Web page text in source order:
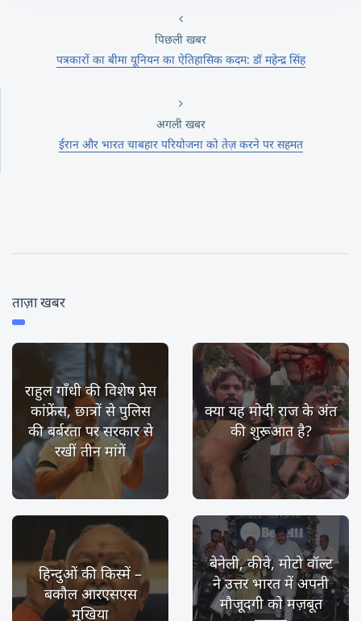
पिछली खबर
पत्रकारों का बीमा यूनियन का ऐतिहासिक कदम: डॉ महेन्द्र सिंह
अगली खबर
ईरान और भारत चाबहार परियोजना को तेज़ करने पर सहमत
ताज़ा खबर
राहुल गाँधी की विशेष प्रेस
कांफ्रेंस, छात्रों से पुलिस
की बर्बरता पर सरकार से
रखीं तीन मांगें
क्या यह मोदी राज के अंत
की शुरूआत है?
हिन्दुओं की किस्में –
बकौल आरएसएस
मुखिया
बेनेली, कीवे, मोटो वॉल्ट
ने उत्तर भारत में अपनी
मौजूदगी को मज़बूत